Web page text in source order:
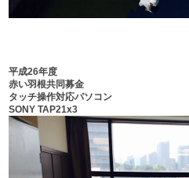
平成26年度
赤い羽根共同募金
タッチ操作対応パソコン
SONY TAP21x3